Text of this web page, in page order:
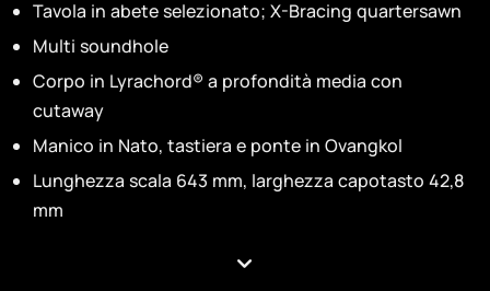
Tavola in abete selezionato; X-Bracing quartersawn
Multi soundhole
Corpo in Lyrachord® a profondità media con
cutaway
Manico in Nato, tastiera e ponte in Ovangkol
Lunghezza scala 643 mm, larghezza capotasto 42,8
mm